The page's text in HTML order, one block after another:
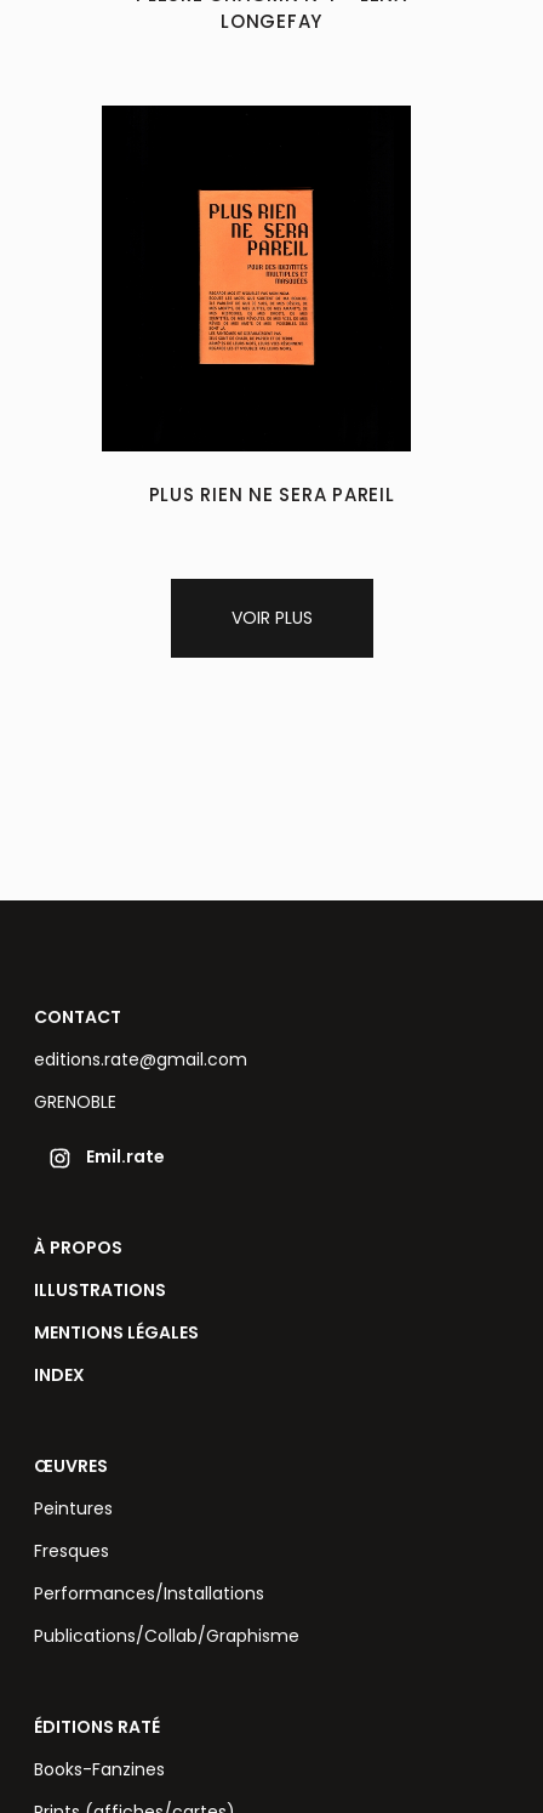
LONGEFAY
PLUS RIEN NE SERA PAREIL
VOIR PLUS
CONTACT
editions.rate@gmail.com
GRENOBLE
Emil.rate
À PROPOS
ILLUSTRATIONS
MENTIONS LÉGALES
INDEX
ŒUVRES
Peintures
Fresques
Performances/Installations
Publications/Collab/Graphisme
ÉDITIONS RATÉ
Books-Fanzines